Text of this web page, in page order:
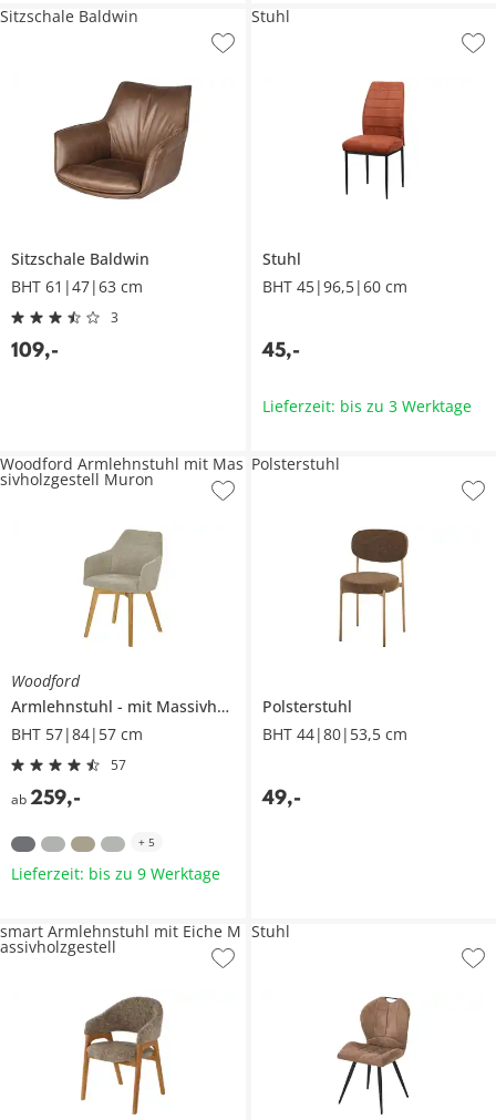
Sitzschale Baldwin
BHT 61|47|63 cm
3
109,-
Sitzschale Baldwin
Stuhl
BHT 45|96,5|60 cm
45,-
Stuhl
Lieferzeit: bis zu 3 Werktage
Woodford
Armlehnstuhl
mit Massivholzgestell
Muron
BHT 57|84|57 cm
57
ab 259,-
Woodford Armlehnstuhl mit Mas
sivholzgestell Muron
+ 5
Lieferzeit: bis zu 9 Werktage
Polsterstuhl
BHT 44|80|53,5 cm
49,-
Polsterstuhl
smart Armlehnstuhl mit Eiche M
assivholzgestell
Stuhl